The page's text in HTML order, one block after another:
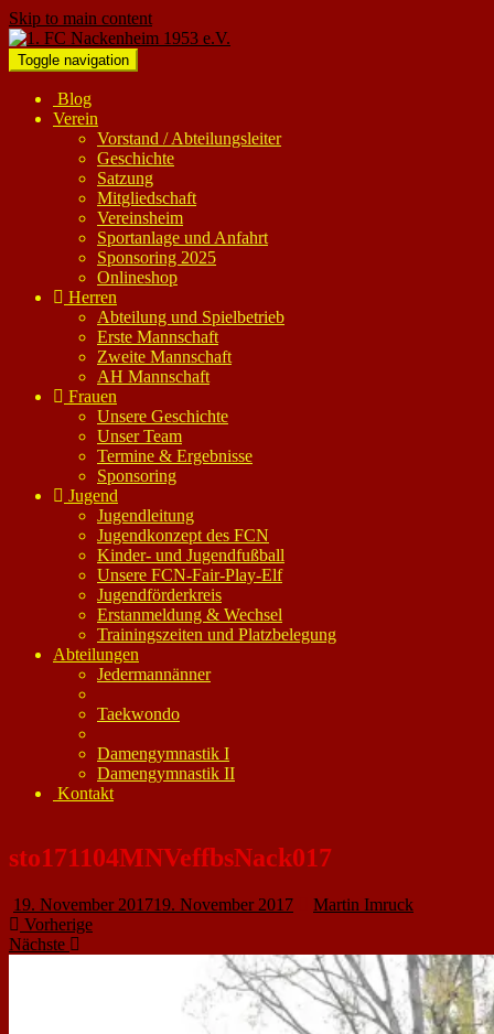
Skip to main content
Toggle navigation
Blog
Verein
Vorstand / Abteilungsleiter
Geschichte
Satzung
Mitgliedschaft
Vereinsheim
Sportanlage und Anfahrt
Sponsoring 2025
Onlineshop
Herren
Abteilung und Spielbetrieb
Erste Mannschaft
Zweite Mannschaft
AH Mannschaft
Frauen
Unsere Geschichte
Unser Team
Termine & Ergebnisse
Sponsoring
Jugend
Jugendleitung
Jugendkonzept des FCN
Kinder- und Jugendfußball
Unsere FCN-Fair-Play-Elf
Jugendförderkreis
Erstanmeldung & Wechsel
Trainingszeiten und Platzbelegung
Abteilungen
Jedermannänner
Taekwondo
Damengymnastik I
Damengymnastik II
Kontakt
sto171104MNVeffbsNack017
19. November 201719. November 2017
Martin Imruck
Vorherige
Nächste